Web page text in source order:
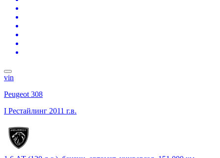
vin
Peugeot 308
I Рестайлинг 2011 г.в.